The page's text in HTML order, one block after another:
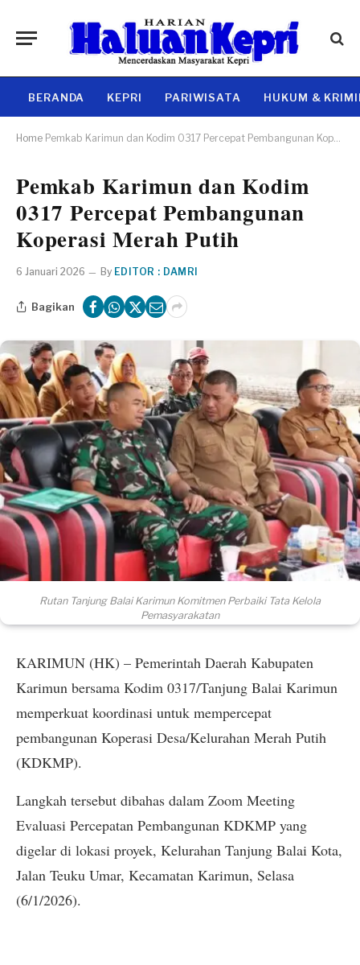
BERANDA KEPRI PARIWISATA HUKUM &
Home Pemkab Karimun dan Kodim 0317 Percepat Pembangunan Koperasi Merah Putih
Pemkab Karimun dan Kodim
0317 Percepat Pembangunan
Koperasi Merah Putih
6 Januari 2026 By EDITOR : DAMRI
Bagikan
Rutan Tanjung Balai Karimun Komitmen Perbaiki Tata Kelola
Pemasyarakatan
KARIMUN (HK) – Pemerintah Daerah Kabupaten
Karimun bersama Kodim 0317/Tanjung Balai Karimun
memperkuat koordinasi untuk mempercepat
pembangunan Koperasi Desa/Kelurahan Merah Putih
(KDKMP).
Langkah tersebut dibahas dalam Zoom Meeting
Evaluasi Percepatan Pembangunan KDKMP yang
digelar di lokasi proyek, Kelurahan Tanjung Balai Kota,
Jalan Teuku Umar, Kecamatan Karimun, Selasa
(6/1/2026).